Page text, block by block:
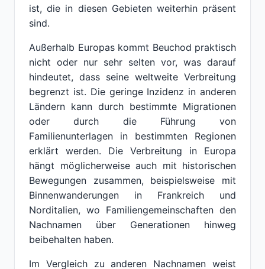
ist, die in diesen Gebieten weiterhin präsent
sind.
Außerhalb Europas kommt Beuchod praktisch
nicht oder nur sehr selten vor, was darauf
hindeutet, dass seine weltweite Verbreitung
begrenzt ist. Die geringe Inzidenz in anderen
Ländern kann durch bestimmte Migrationen
oder durch die Führung von
Familienunterlagen in bestimmten Regionen
erklärt werden. Die Verbreitung in Europa
hängt möglicherweise auch mit historischen
Bewegungen zusammen, beispielsweise mit
Binnenwanderungen in Frankreich und
Norditalien, wo Familiengemeinschaften den
Nachnamen über Generationen hinweg
beibehalten haben.
Im Vergleich zu anderen Nachnamen weist